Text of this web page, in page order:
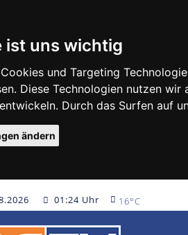
ist uns wichtig
und Targeting
Diese Technologien nutzen
Durch das Surfen auf
ändern
01:24 Uhr 16°C